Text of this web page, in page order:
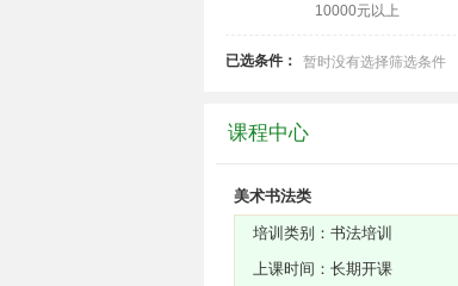
10000元以上
已选条件： 暂时没有选择筛选条件
课程中心
美术书法类
培训类别：书法培训
上课时间：长期开课